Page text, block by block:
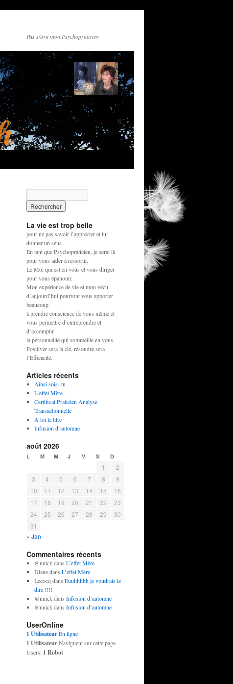
Pas s@nt mon Psychopraticien
La vie est trop belle
pour ne pas savoir l’apprécier et lui
donner un sens.
En tant que Psychopraticien, je serai là
pour vous aider à ressortir.
Le Moi qui est en vous et vous diriger
pour vous épanouir.
Mon expérience de vie et mon vécu
d’aujourd’hui pourront vous apporter
beaucoup
à prendre conscience de vous même et
vous permettre d’entreprendre et
d’accomplir
la personnalité qui sommeille en vous.
Positiver sera la clé, résoudre sera
l’Efficacité.
Articles récents
Ainsi sois- tu
L’effet Mère
Certificat Praticien Analyse
Transactionnelle
A toi le titre
Infusion d’automne
août 2026
L M M J V S D
1
2
3
4 5 6 7 8
9
10
11 12 13 14 15
16
17
18 19 20 21 22
23
24
25 26 27 28 29
30
31
« Jan
Commentaires récents
@nnickdans L’effet Mère
Dianedans L’effet Mère
Lecocq dans Euuhhhhh je voudrais le
dire !!!!
@nnickdans Infusion d’automne
@nnickdans Infusion d’automne
UserOnline
1 UtilisateurEn ligne
1 UtilisateurNaviguent sur cette page.
Users: 1 Robot